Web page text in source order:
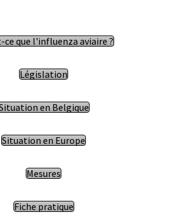
ce que l'influenza aviaire ?
Législation
en Belgique
Situation en Europe
Mesures
Fiche pratique